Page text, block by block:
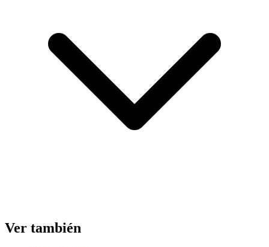
Ver también